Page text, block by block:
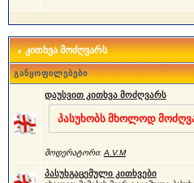
კითხვა მოძღვარს
განყოფილებები
დაუსვით კითხვა მოძღვარს
პასუხობს მხოლოდ
მოდერატორი: A.V.M
პასუხგაცემული კითხვები